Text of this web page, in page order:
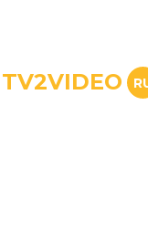
TV2VIDEO